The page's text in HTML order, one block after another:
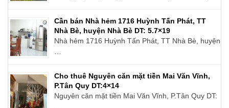
Cần bán Nhà hẻm 1716 Huỳnh Tấn Phát, TT
Nhà Bè, huyện Nhà Bè DT: 5.7×19
Nhà hẻm 1716 Huỳnh Tấn Phát, TT Nhà Bè, huyện
Cho thuê Nguyên căn mặt tiền Mai Văn Vĩnh,
P.Tân Quy DT:4×14
Nguyên căn mặt tiền Mai Văn Vĩnh, P.Tân Quy DT: